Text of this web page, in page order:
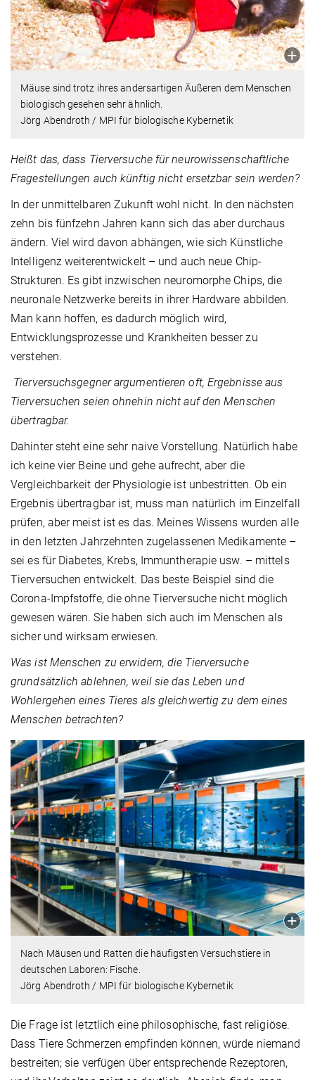
Mäuse sind trotz ihres andersartigen Äußeren dem Menschen
biologisch gesehen sehr ähnlich.
Jörg Abendroth / MPI für biologische Kybernetik
Heißt das, dass Tierversuche für neurowissenschaftliche
Fragestellungen auch künftig nicht ersetzbar sein werden?
In der unmittelbaren Zukunft wohl nicht. In den nächsten
zehn bis fünfzehn Jahren kann sich das aber durchaus
ändern. Viel wird davon abhängen, wie sich Künstliche
Intelligenz weiterentwickelt – und auch neue Chip-
Strukturen. Es gibt inzwischen neuromorphe Chips, die
neuronale Netzwerke bereits in ihrer Hardware abbilden.
Man kann hoffen, es dadurch möglich wird,
Entwicklungsprozesse und Krankheiten besser zu
verstehen.
Tierversuchsgegner argumentieren oft, Ergebnisse aus
Tierversuchen seien ohnehin nicht auf den Menschen
übertragbar.
Dahinter steht eine sehr naive Vorstellung. Natürlich habe
ich keine vier Beine und gehe aufrecht, aber die
Vergleichbarkeit der Physiologie ist unbestritten. Ob ein
Ergebnis übertragbar ist, muss man natürlich im Einzelfall
prüfen, aber meist ist es das. Meines Wissens wurden alle
in den letzten Jahrzehnten zugelassenen Medikamente –
sei es für Diabetes, Krebs, Immuntherapie usw. – mittels
Tierversuchen entwickelt. Das beste Beispiel sind die
Corona-Impfstoffe, die ohne Tierversuche nicht möglich
gewesen wären. Sie haben sich auch im Menschen als
sicher und wirksam erwiesen.
Was ist Menschen zu erwidern, die Tierversuche
grundsätzlich ablehnen, weil sie das Leben und
Wohlergehen eines Tieres als gleichwertig zu dem eines
Menschen betrachten?
Nach Mäusen und Ratten die häufigsten Versuchstiere in
deutschen Laboren: Fische.
Jörg Abendroth / MPI für biologische Kybernetik
Die Frage ist letztlich eine philosophische, fast religiöse.
Dass Tiere Schmerzen empfinden können, würde niemand
bestreiten; sie verfügen über entsprechende Rezeptoren,